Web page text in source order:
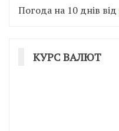
Погода на 10 днів від
КУРС ВАЛЮТ